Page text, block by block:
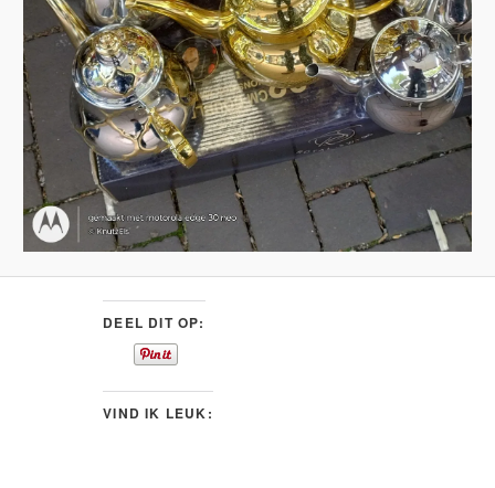
DEEL DIT OP:
VIND IK LEUK: